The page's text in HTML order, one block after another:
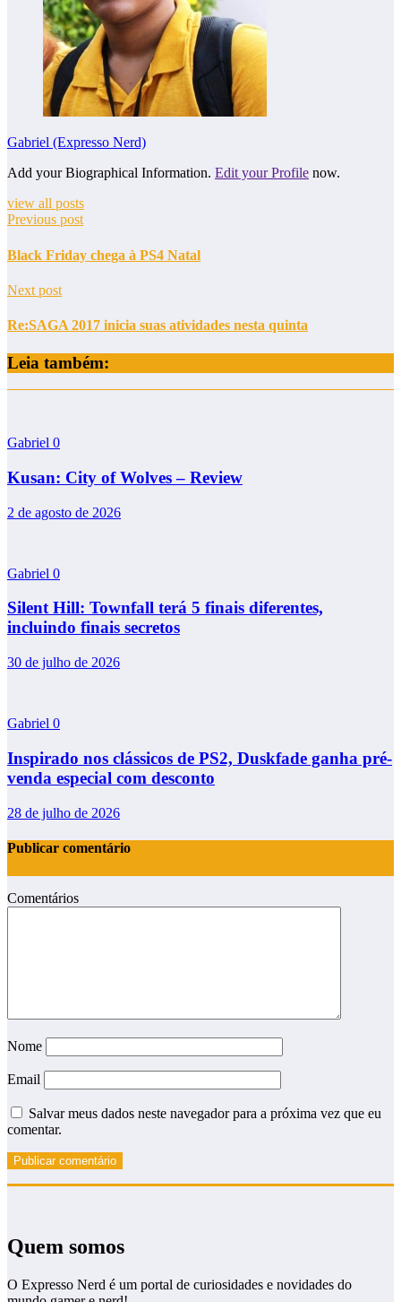
Gabriel (Expresso Nerd)
Add your Biographical Information. Edit your Profile now.
view all posts
Previous post
Black Friday chega à PS4 Natal
Next post
Re:SAGA 2017 inicia suas atividades nesta quinta
Leia também:
Gabriel 0
Kusan: City of Wolves – Review
2 de agosto de 2026
Gabriel 0
Silent Hill: Townfall terá 5 finais diferentes,
incluindo finais secretos
30 de julho de 2026
Gabriel 0
Inspirado nos clássicos de PS2, Duskfade ganha pré-
venda especial com desconto
28 de julho de 2026
Publicar comentário
Comentários
Nome
Email
Salvar meus dados neste navegador para a próxima vez que eu
comentar.
Quem somos
O Expresso Nerd é um portal de curiosidades e novidades do